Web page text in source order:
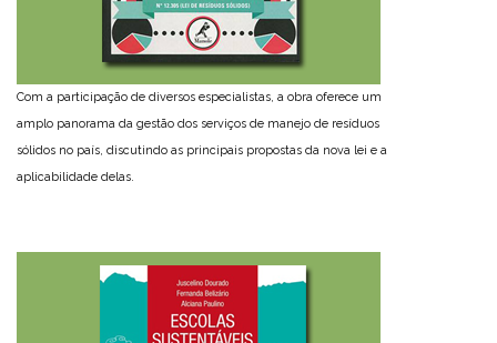
Com a participação de diversos especialistas, a obra oferece um
amplo panorama da gestão dos serviços de manejo de resíduos
sólidos no país, discutindo as principais propostas da nova lei e a
aplicabilidade delas.